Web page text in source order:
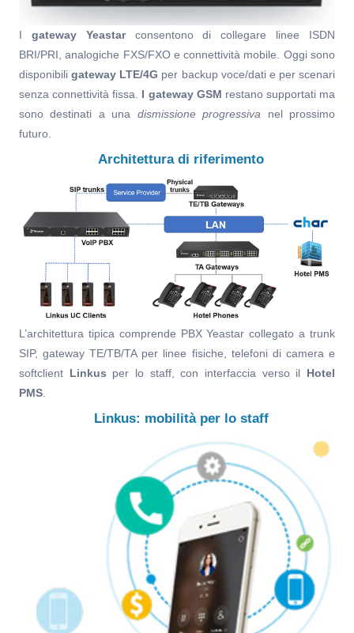
I gateway Yeastarconsentono di collegare linee ISDN
BRI/PRI, analogiche FXS/FXO e connettività mobile. Oggi sono
disponibiligateway LTE/4G per backup voce/dati e per scenari
senza connettività fissa. I gateway GSM restano supportati ma
sono destinati a una dismissione progressiva nel prossimo
futuro.
Architettura di riferimento
L’architettura tipica comprende PBX Yeastar collegato a trunk
SIP, gateway TE/TB/TA per linee fisiche, telefoni di camera e
softclient Linkus per lo staff, con interfaccia verso il Hotel
PMS.
Linkus: mobilità per lo staff